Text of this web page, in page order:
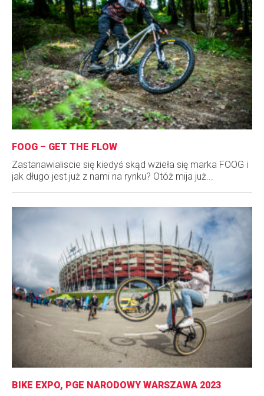
FOOG – GET THE FLOW
Zastanawialiscie się kiedyś skąd wzieła się marka FOOG i
jak długo jest już z nami na rynku? Otóż mija już...
BIKE EXPO, PGE NARODOWY WARSZAWA 2023